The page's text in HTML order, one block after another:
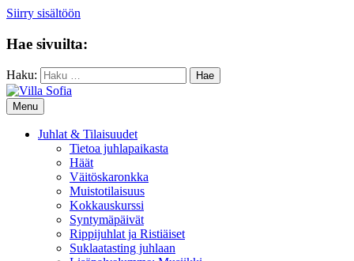
Siirry sisältöön
Hae sivuilta:
Haku:
Menu
Juhlat & Tilaisuudet
Tietoa juhlapaikasta
Häät
Väitöskaronkka
Muistotilaisuus
Kokkauskurssi
Syntymäpäivät
Rippijuhlat ja Ristiäiset
Suklaatasting juhlaan